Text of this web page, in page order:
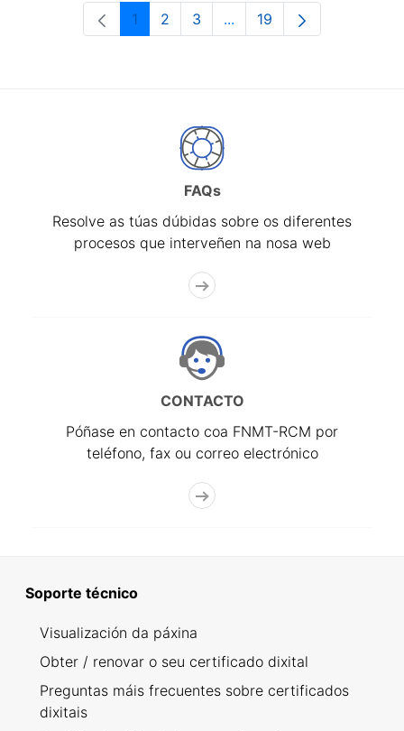
Páxina
1 Páxina
2 Páxina
3 ...Páxinas intermedias Use
Páxina
19
FAQs
Resolve as túas dúbidas sobre os diferentes
procesos que interveñen na nosa web
CONTACTO
Póñase en contacto coa FNMT-RCM por
teléfono, fax ou correo electrónico
Soporte técnico
Visualización da páxina
Obter / renovar o seu certificado dixital
Preguntas máis frecuentes sobre certificados
dixitais